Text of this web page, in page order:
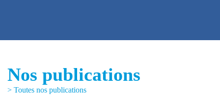
Nos publications
> Toutes nos publications